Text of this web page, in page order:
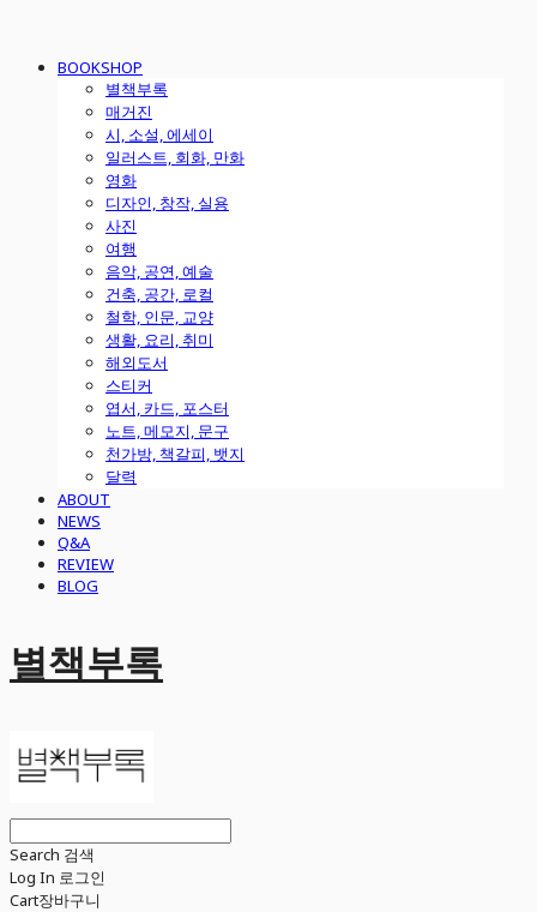
BOOKSHOP
별책부록
매거진
시, 소설, 에세이
일러스트, 회화, 만화
영화
디자인, 창작, 실용
사진
여행
음악, 공연, 예술
건축, 공간, 로컬
철학, 인문, 교양
생활, 요리, 취미
해외도서
스티커
엽서, 카드, 포스터
노트, 메모지, 문구
천가방, 책갈피, 뱃지
달력
ABOUT
NEWS
Q&A
REVIEW
BLOG
별책부록
Search 검색
Log In 로그인
Cart장바구니